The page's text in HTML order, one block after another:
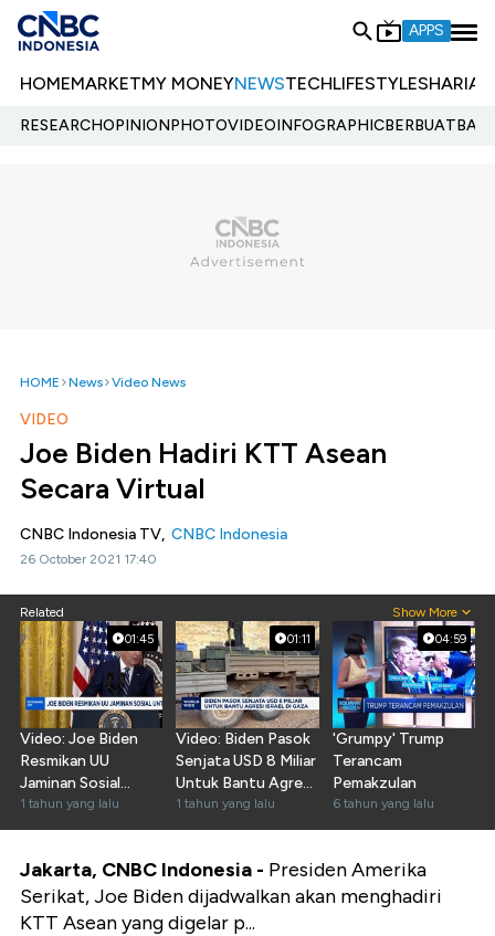
APPS
HOMEMARKETMY MONEYNEWSTECHLIFESTYLESHARIA
RESEARCHOPINIONPHOTOVIDEOINFOGRAPHIC
HOME News Video News
VIDEO
Joe Biden Hadiri KTT Asean
Secara Virtual
CNBC Indonesia TV, CNBC Indonesia
26 October 2021 17:40
Related Show More
01:45
Video: Joe Biden
Resmikan UU
Jaminan Sosial
Untuk Pensiunan
1 tahun yang lalu
01:11
Video: Biden Pasok
Senjata USD 8 Miliar
Untuk Bantu Agresi
Israel
1 tahun yang lalu
04:59
'Grumpy' Trump
Terancam
Pemakzulan
6 tahun yang lalu
Jakarta, CNBC Indonesia - Presiden Amerika
Serikat, Joe Biden dijadwalkan akan menghadiri
KTT Asean yang digelar p...